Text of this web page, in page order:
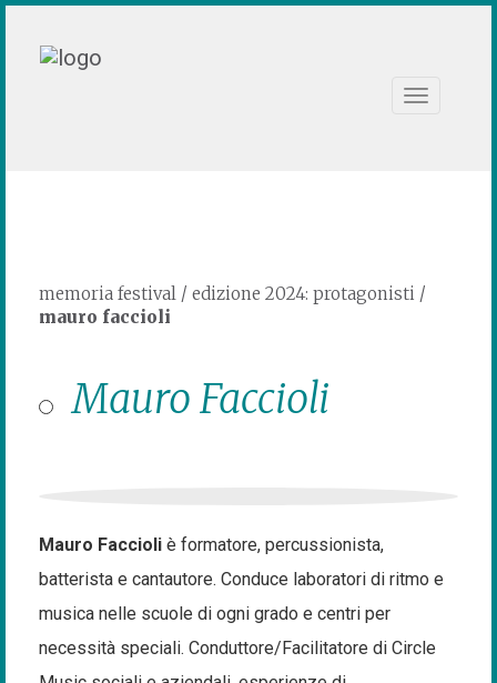
Toggle
memoria festival / edizione 2024: protagonisti /
mauro faccioli
Mauro Faccioli
Mauro Faccioli è formatore, percussionista,
batterista e cantautore. Conduce laboratori di ritmo e
musica nelle scuole di ogni grado e centri per
necessità speciali. Conduttore/Facilitatore di Circle